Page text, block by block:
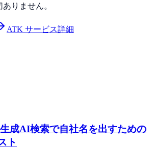
りません。
ATK サービス詳細
成AI検索で自社名を出すための
ト